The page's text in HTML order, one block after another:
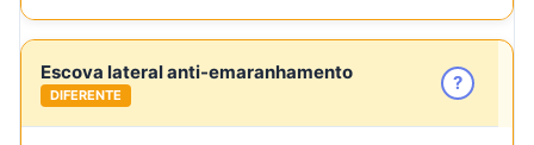
Escova lateral anti-emaranhamento
DIFERENTE
?